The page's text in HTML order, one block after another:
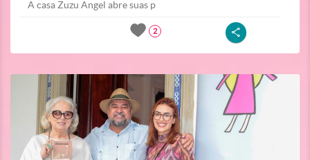
A casa Zuzu Angel abre suas p
2